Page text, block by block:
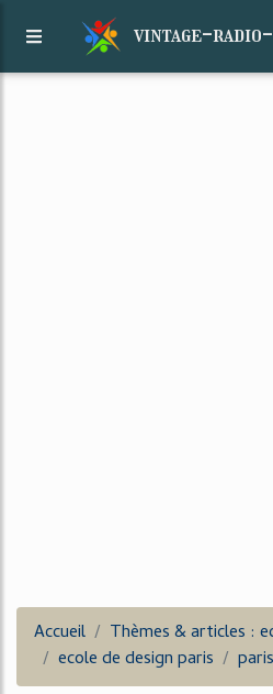
vintage-
Accueil
Thèmes & articles :
ecole de design paris